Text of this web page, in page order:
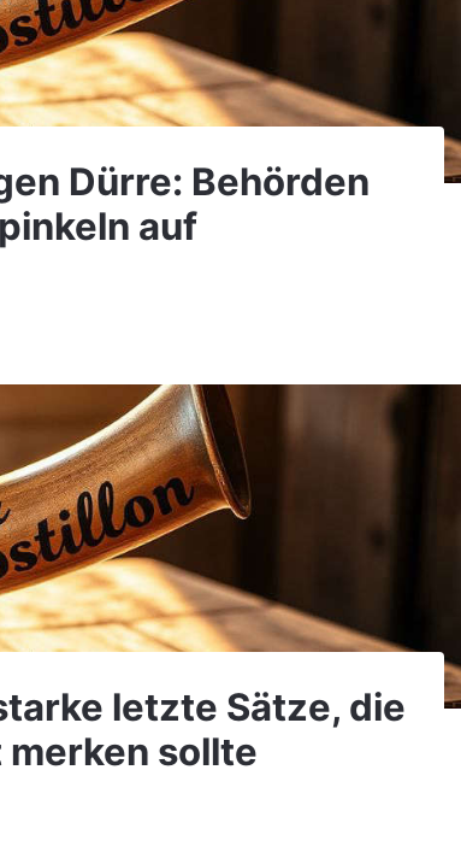
Dürre: Behörden
auf
letzte Sätze, die
sollte